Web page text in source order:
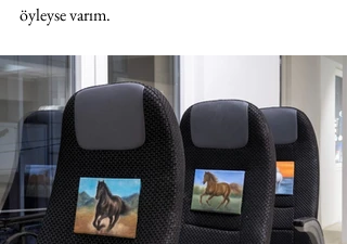
öyleyse varım.